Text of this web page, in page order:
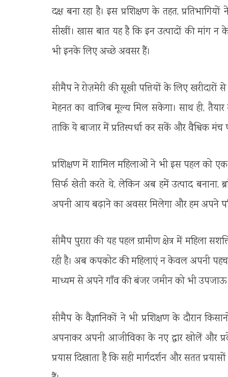
दक्ष बना रहा है। इस प्रशिक्षण के तहत,
सीखीं। खास बात यह है कि इन उत्पादों की मांग न
भी इनके लिए अच्छे अवसर हैं।
सीमैप ने रोज़मेरी की सूखी पत्तियों के लिए
मेहनत का वाजिब मूल्य मिल सकेगा। साथ ही, तैयार
ताकि ये बाजार में प्रतिस्पर्धा कर सकें और वैश्विक
प्रशिक्षण में शामिल महिलाओं ने भी इस पहल को
सिर्फ खेती करते थे, लेकिन अब हमें उत्पाद बनाना,
अपनी आय बढ़ाने का अवसर मिलेगा और हम अपने
सीमैप पुरारा की यह पहल ग्रामीण क्षेत्र में महिला
रही है। अब कपकोट की महिलाएं न केवल अपनी
माध्यम से अपने गाँव की बंजर जमीन को भी उपजाऊ
सीमैप के वैज्ञानिकों ने भी प्रशिक्षण के दौरान
अपनाकर अपनी आजीविका के नए द्वार खोलें और
प्रयास दिखाता है कि सही मार्गदर्शन और सतत